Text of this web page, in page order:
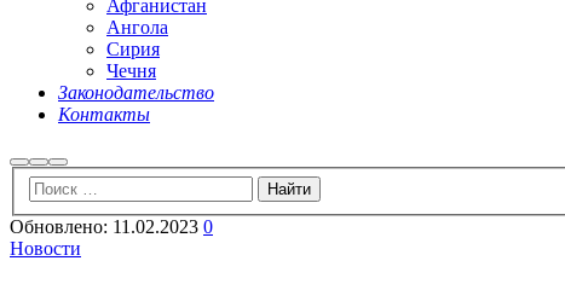
Афганистан
Ангола
Сирия
Чечня
Законодательство
Контакты
НайтиБольше
информации
Главное
меню
Обновлено: 11.02.2023 0
Новости